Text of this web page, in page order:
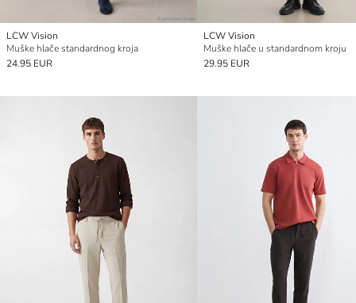
LCW Vision
Muške hlače standardnog kroja
24.95 EUR
LCW Vision
Muške hlače u standardnom kroju
29.95 EUR